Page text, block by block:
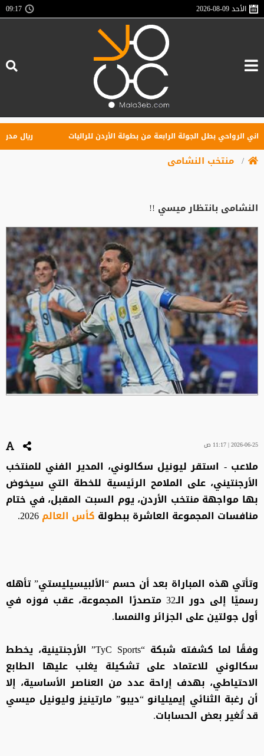
الأحد2026-08-09
09:17
بطل الجولة الرابعة من بطولة الأردن للراليات ريال مدريد
منتخب النشامى
النشامى بانتظار ميسي !!
2026-06-25 | 11:17 ص
ملاعب - استقر ليونيل سكالوني، المدير الفني للمنتخب
الأرجنتيني، على الملامح الرئيسية للخطة التي سيخوض
بها مواجهة منتخب الأردن، يوم السبت المقبل، في ختام
منافسات المجموعة العاشرة ببطولة كأس العالم2026.
وتأتي هذه المباراة بعد أن حسم “الألبيسيليستي” تأهله
رسميًا إلى دور الـ32 متصدرًا المجموعة، عقب فوزه في
أول جولتين على الجزائر والنمسا.
وفقًا لما كشفته شبكة “TyC Sports” الأرجنتينية، يخطط
سكالوني للاعتماد على تشكيلة يغلب عليها الطابع
الاحتياطي، بهدف إراحة عدد من العناصر الأساسية، إلا
أن رغبة الثنائي إيميليانو “ديبو” مارتينيز وليونيل ميسي
قد تُغير بعض الحسابات.